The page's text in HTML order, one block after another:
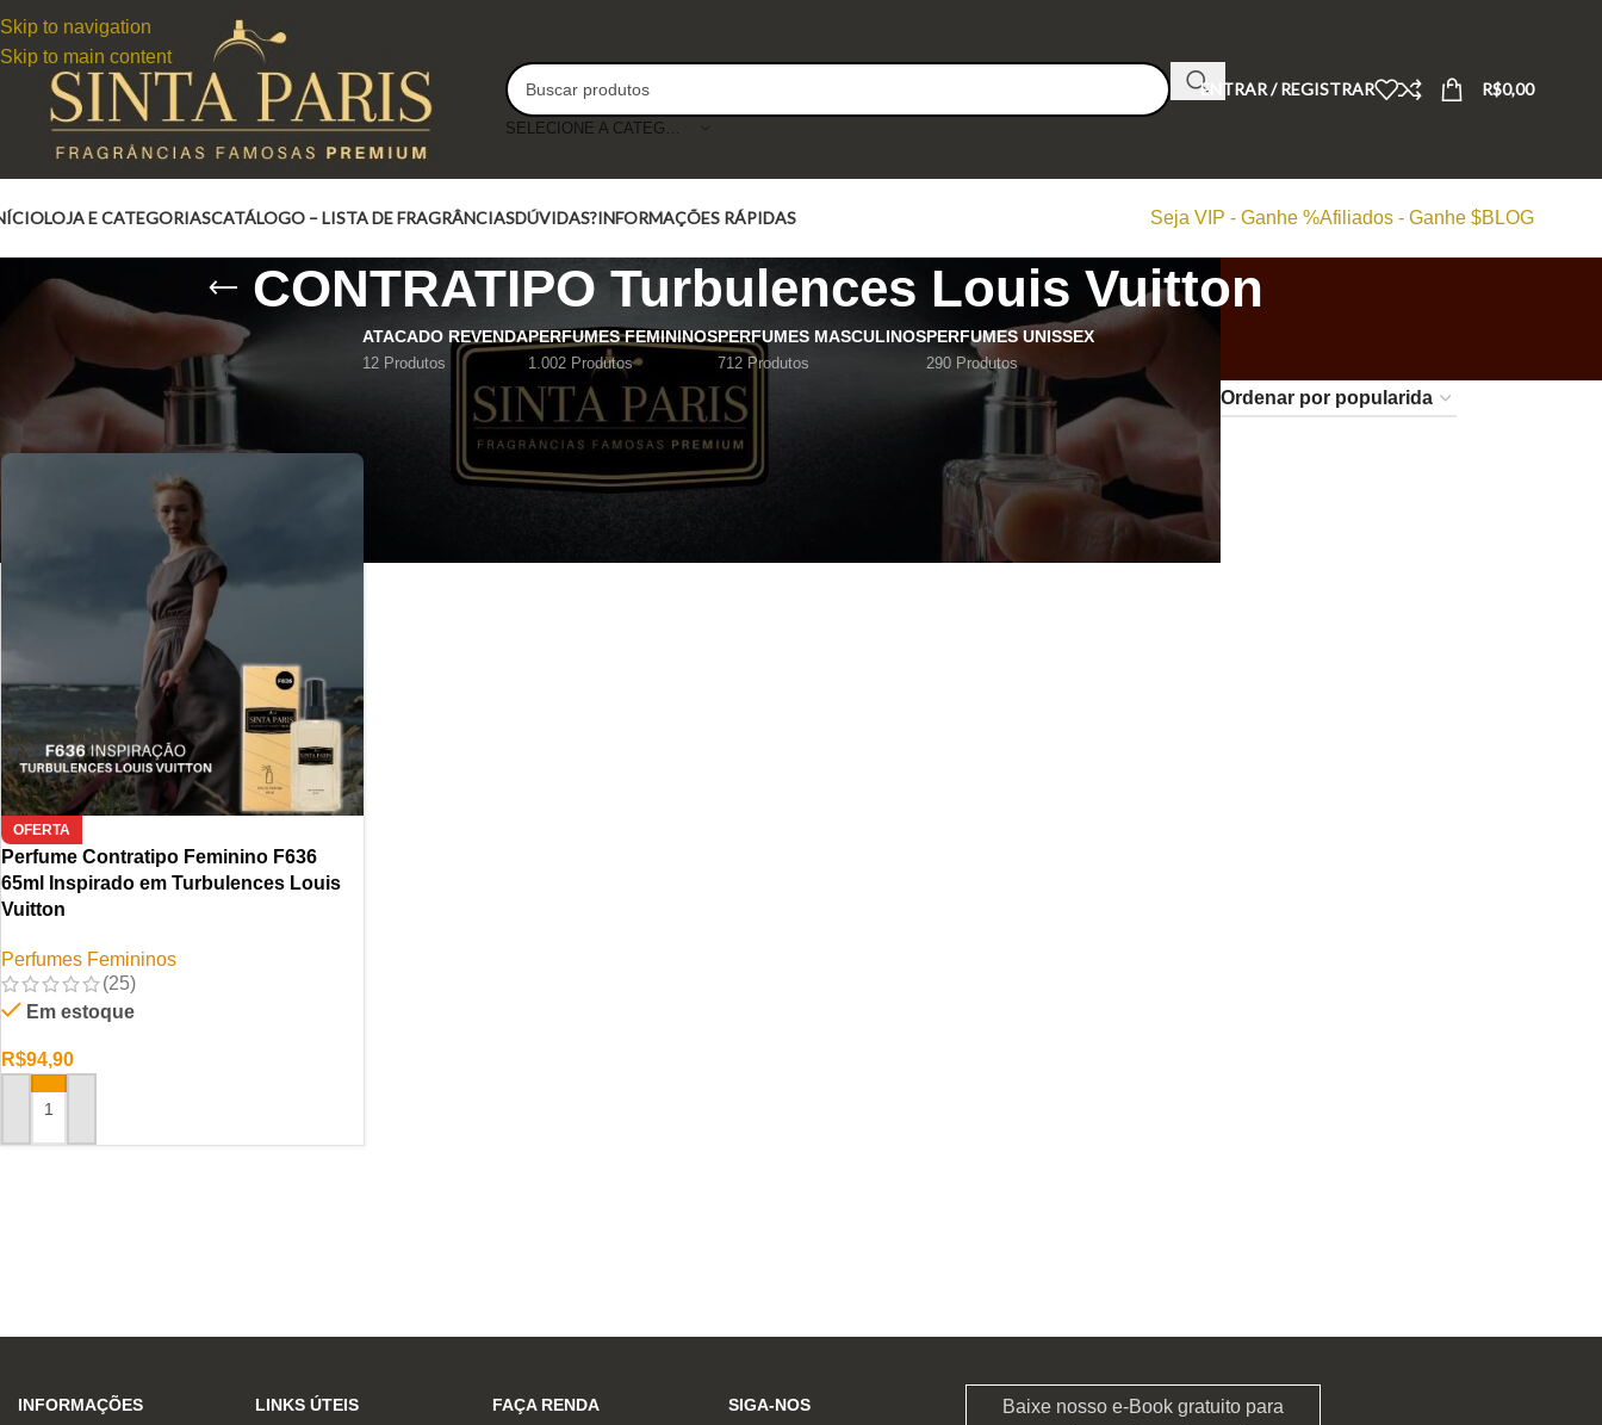
Skip to navigation
Skip to main content
SELECIONE A CATEGORIA
ENTRAR / REGISTRAR R$0,00
LOJA E CATEGORIASCATÁLOGO – LISTA DE FRAGRÂNCIASDÚVIDAS?INFORMAÇÕES RÁPIDAS Seja VIP - Ganhe %Afiliados - Ganhe $BLOG
CONTRATIPO Turbulences Louis Vuitton
ATACADO REVENDA
12 Produtos
PERFUMES FEMININOS
1.002 Produtos
PERFUMES MASCULINOS
712 Produtos
PERFUMES UNISSEX
290 Produtos
CONTRATIPO Turbulences Louis Vuitton Mostrar 9 12 18 24
OFERTA
Perfume Contratipo Feminino F636
65ml Inspirado em Turbulences Louis
Vuitton
Perfumes Femininos
(25)
Em estoque
R$94,90
ADICIONAR AO CARRINHO
INFORMAÇÕES LINKS ÚTEIS FAÇA RENDA SIGA-NOS
Baixe nosso e-Book gratuito para